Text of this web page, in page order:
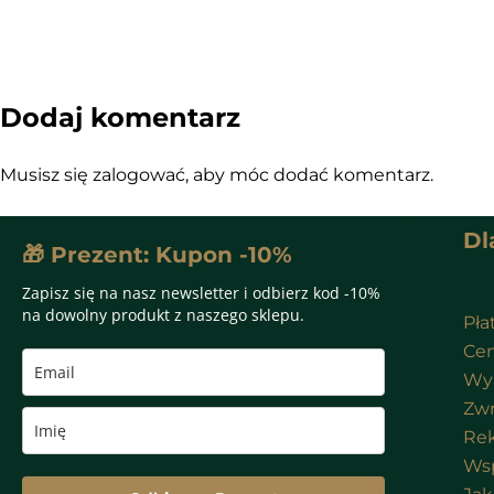
Dodaj komentarz
Musisz się zalogować, aby móc dodać komentarz.
🎁 Prezent: Kupon -10%
Zapisz się na nasz newsletter i odbierz kod -10%
na dowolny produkt z naszego sklepu.